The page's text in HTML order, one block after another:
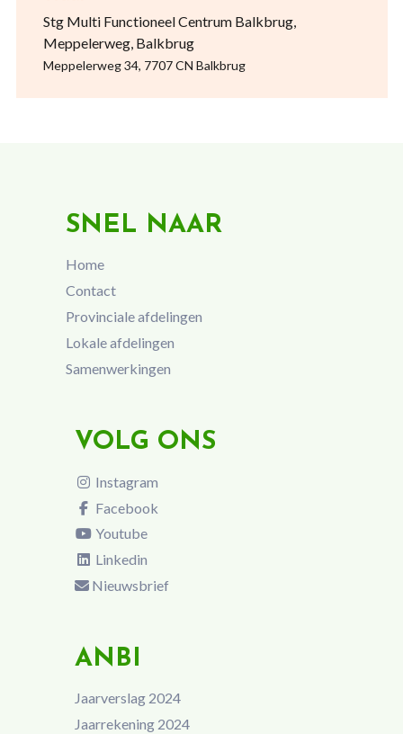
Stg Multi Functioneel Centrum Balkbrug,
Meppelerweg, Balkbrug
Meppelerweg 34, 7707 CN Balkbrug
SNEL NAAR
Home
Contact
Provinciale afdelingen
Lokale afdelingen
Samenwerkingen
VOLG ONS
Instagram
Facebook
Youtube
Linkedin
Nieuwsbrief
ANBI
Jaarverslag 2024
Jaarrekening 2024